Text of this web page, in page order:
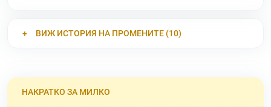
ВИЖ ИСТОРИЯ НА ПРОМЕНИТЕ (10)
НАКРАТКО ЗА МИЛКО